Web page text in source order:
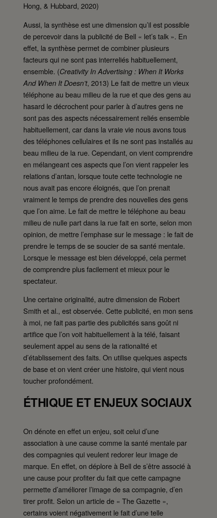
Hong, & Hubbard, 2020)
Aussi, la synthèse est une dimension qu’il est possible
de percevoir dans la publicité de Bell « let’s talk ». En
effet, la synthèse permet de combiner plusieurs
facteurs qui ne sont pas interreliés habituellement,
ensemble. (Creativity In Advertising : When It Works
And When It Doesn’t, 2013) Le fait de mettre un vieux
téléphone au beau milieu de la rue et que des gens au
hasard le décrochent pour parler à d’autres gens ne
sont pas des aspects nécessairement reliés ensemble
habituellement, car dans la vraie vie nous avons tous
des téléphones cellulaires et ils ne sont pas installés au
beau milieu de la rue. Cependant, on vient comprendre
en mélangeant ces aspects que l’on vient rappeler les
relations d’antan, lorsque toute cette technologie ne
nous avait pas encore éloignés, que l’on prenait
vraiment le temps de prendre des nouvelles des gens
que l’on aime. Le fait de mettre le téléphone au beau
milieu de nulle part dans la rue fait en sorte, selon mon
opinion, de mettre l’emphase sur le message : le fait de
prendre le temps de se soucier de sa santé mentale.
Lorsque le message est bien développé, cela permet
de comprendre plus facilement et mieux pour le
spectateur.
Une certaine originalité, autre dimension de Robert
Smith et al., est observée. Cette publicité, en mon sens
à moi, ne fait pas partie des publicités sans goût ni
artifice que l’on voit habituellement à la télé, faisant
seulement appel au sens de la rationalité et
d’établissement des faits. On utilise quelques aspects
de base et on vient créer une histoire, qui vient nous
toucher profondément.
ÉTHIQUE ET ENJEUX SOCIAUX
On dénote en effet un enjeu, soit celui d’une
association à une cause comme la santé mentale par
des compagnies qui veulent redorer leur image de
marque. En effet, on déplore à Bell de s’être associé à
une cause pour profiter du fait que cette campagne
permette d’améliorer l’image de sa compagnie, d’en
tirer profit. Selon un article de « The Gazette »,
certains voient négativement le fait d’une telle